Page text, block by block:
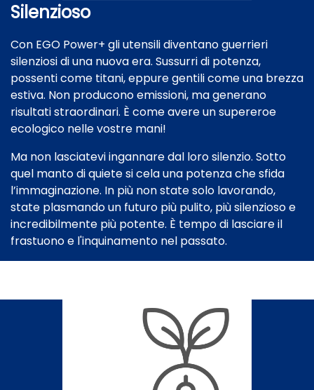
Silenzioso
Con EGO Power+ gli utensili diventano guerrieri
silenziosi di una nuova era. Sussurri di potenza,
possenti come titani, eppure gentili come una brezza
estiva. Non producono emissioni, ma generano
risultati straordinari. È come avere un supereroe
ecologico nelle vostre mani!
Ma non lasciatevi ingannare dal loro silenzio. Sotto
quel manto di quiete si cela una potenza che sfida
l’immaginazione. In più non state solo lavorando,
state plasmando un futuro più pulito, più silenzioso e
incredibilmente più potente. È tempo di lasciare il
frastuono e l'inquinamento nel passato.